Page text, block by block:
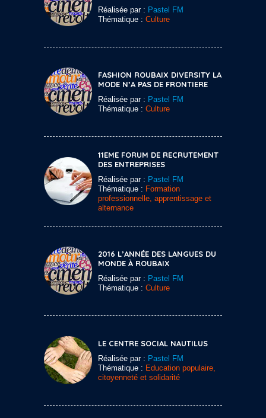
Réalisée par : Pastel FM
Thématique : Culture
FASHION ROUBAIX DIVERSITY LA
MODE N’A PAS DE FRONTIERE
Réalisée par : Pastel FM
Thématique : Culture
11EME FORUM DE RECRUTEMENT
DES ENTREPRISES
Réalisée par : Pastel FM
Thématique : Formation
professionnelle, apprentissage et
alternance
2016 L’ANNÉE DES LANGUES DU
MONDE À ROUBAIX
Réalisée par : Pastel FM
Thématique : Culture
LE CENTRE SOCIAL NAUTILUS
Réalisée par : Pastel FM
Thématique : Education populaire,
citoyenneté et solidarité